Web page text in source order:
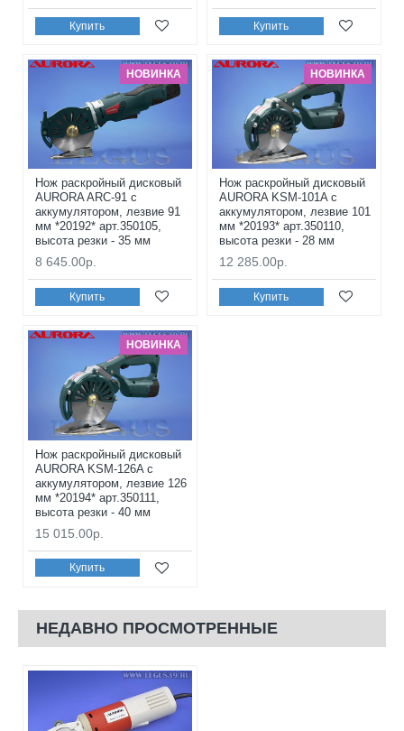
Купить Купить
НОВИНКА
Нож раскройный дисковый
AURORA ARC-91 с
аккумулятором, лезвие 91
мм *20192* арт.350105,
высота резки - 35 мм
8 645.00р.
Купить
НОВИНКА
Нож раскройный дисковый
AURORA KSM-101A с
аккумулятором, лезвие 101
мм *20193* арт.350110,
высота резки - 28 мм
12 285.00р.
Купить
НОВИНКА
Нож раскройный дисковый
AURORA KSM-126A с
аккумулятором, лезвие 126
мм *20194* арт.350111,
высота резки - 40 мм
15 015.00р.
Купить
НЕДАВНО ПРОСМОТРЕННЫЕ